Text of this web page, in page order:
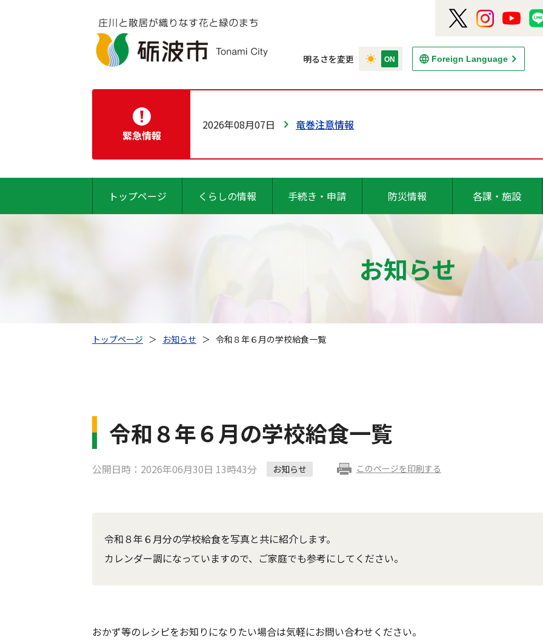
明るさを変更 Foreign Language
緊急情報
2026年08月07日 竜巻注意情報
トップページ くらしの情報 手続き・申請 防災情報 各課・施設
お知らせ
トップページ ＞ お知らせ ＞ 令和８年６月の学校給食一覧
令和８年６月の学校給食一覧
公開日時：2026年06月30日 13時43分 お知らせ このページを印刷する
令和８年６月分の学校給食を写真と共に紹介します。
カレンダー調になっていますので、ご家庭でも参考にしてください。
おかず等のレシピをお知りになりたい場合は気軽にお問い合わせください。